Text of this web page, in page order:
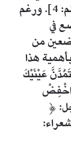
قوله سبحانه: ﴿ وَإِنَّكَ لَعَلَىٰ خُلُقٍ عَظِيمٍ﴾ [القلم: 4]. ورغم
في
من
هذا
عَيْنَيْكَ
وَاخْفِضْ
عز وجل: ﴿